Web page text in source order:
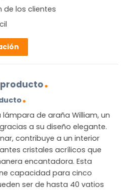
de los clientes
lámpara de araña William, un
a su diseño elegante.
contribuye a un interior
cristales acrílicos que
encantadora. Esta
capacidad para cinco
ser de hasta 40 vatios